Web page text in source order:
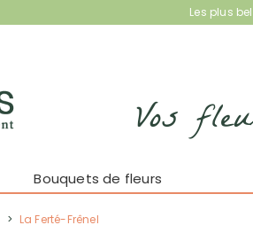
Les plus
Vos
Bouquets de fleurs
> La Ferté-Frênel